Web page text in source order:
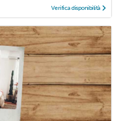
Verifica disponibilità